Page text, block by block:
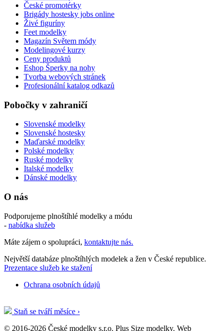
České promotérky
Brigády hostesky jobs online
Živé figuríny
Feet modelky
Magazín Světem módy
Modelingové kurzy
Ceny produktů
Eshop Šperky na nohy
Tvorba webových stránek
Profesionální katalog odkazů
Pobočky v zahraničí
Slovenské modelky
Slovenské hostesky
Maďarské modelky
Polské modelky
Ruské modelky
Italské modelky
Dánské modelky
O nás
Podporujeme plnoštíhlé modelky a módu
- nabídka služeb
Máte zájem o spolupráci, kontaktujte nás.
Největší databáze plnoštíhlých modelek a žen v České republice.
Prezentace služeb ke stažení
Ochrana osobních údajů
Staň se tváří měsíce ›
© 2016-2026 České modelky s.r.o. Plus Size modelky. Web